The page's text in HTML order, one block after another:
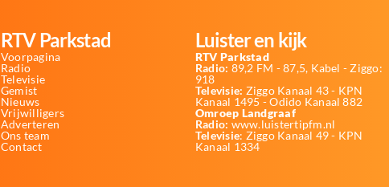
RTV Parkstad
Voorpagina
Radio
Televisie
Gemist
Nieuws
Vrijwilligers
Adverteren
Ons team
Contact
Luister en kijk
RTV Parkstad
Radio: 89,2 FM - 87,5, Kabel - Ziggo:
918
Televisie: Ziggo Kanaal 43 - KPN
Kanaal 1495 - Odido Kanaal 882
Omroep Landgraaf
Radio: www.luistertipfm.nl
Televisie: Ziggo Kanaal 49 - KPN
Kanaal 1334